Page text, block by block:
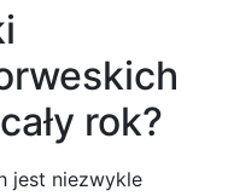
rok?
jest niezwykle